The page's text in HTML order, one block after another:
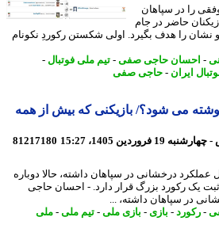
در سپاهان
حاضر در جام
دو نشان را هدف بگیرد. اولی شکستن رکوردِ نکونام
احسان حاجی صفی-تیم ملی فوتبال-
ایران - حاجی صفی
می شود؟/ بازیکنی که بیش از همه
81217180
درخشانی در سپاهان داشته، حالا دوباره
رکورد بزرگ قرار دارد. - احسان حاجی
سپاهان داشته، ...
رکورد-بازی - بازی ملی -تیم ملی -ملی